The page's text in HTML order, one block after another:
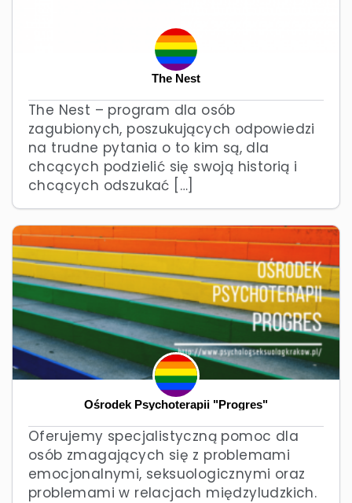
The Nest
The Nest – program dla osób
zagubionych, poszukujących odpowiedzi
na trudne pytania o to kim są, dla
chcących podzielić się swoją historią i
chcących odszukać […]
Ośrodek Psychoterapii "Progres"
Oferujemy specjalistyczną pomoc dla
osób zmagających się z problemami
emocjonalnymi, seksuologicznymi oraz
problemami w relacjach międzyludzkich.